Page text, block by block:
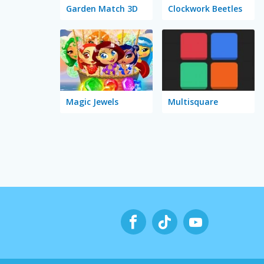
Garden Match 3D Clockwork Beetles
Magic Jewels Multisquare